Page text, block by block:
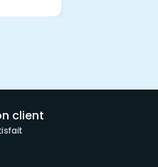
client